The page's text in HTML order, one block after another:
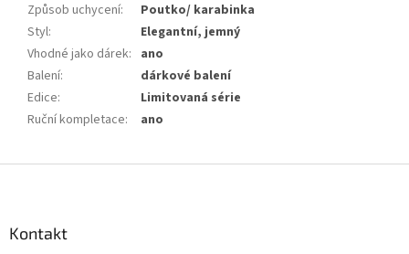
Způsob uchycení:
Poutko/ karabinka
Styl:
Elegantní, jemný
Vhodné jako dárek: ano
Balení:
dárkové balení
Edice:
Limitovaná série
Ruční kompletace: ano
Kontakt